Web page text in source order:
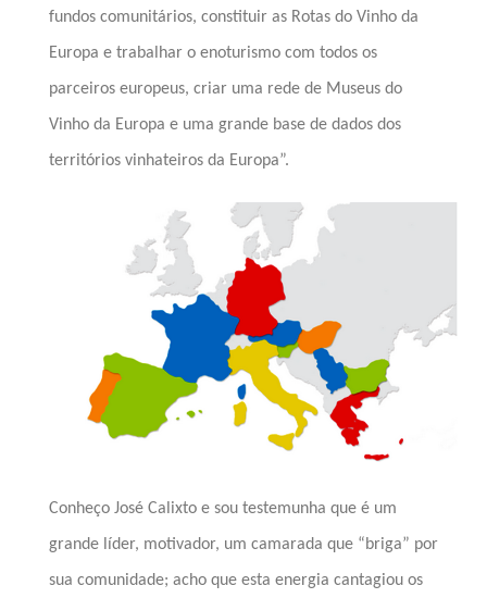
fundos comunitários, constituir as Rotas do Vinho da
Europa e trabalhar o enoturismo com todos os
parceiros europeus, criar uma rede de Museus do
Vinho da Europa e uma grande base de dados dos
territórios vinhateiros da Europa”.
Conheço José Calixto e sou testemunha que é um
grande líder, motivador, um camarada que “briga” por
sua comunidade; acho que esta energia cantagiou os